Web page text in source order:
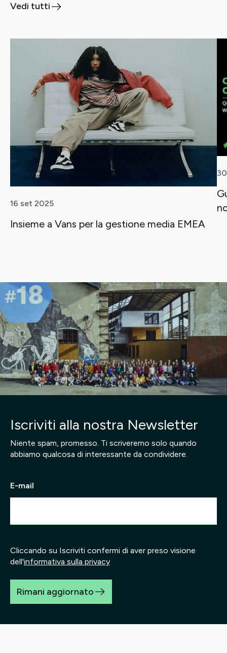
Vedi tutti
16 set 2025
Insieme a Vans per la gestione media EMEA
Iscriviti alla nostra Newsletter
Niente spam, promesso. Ti scriveremo solo quando
abbiamo qualcosa di interessante da condividere.
E-mail
Cliccando su Iscriviti confermi di aver preso visione
dell'informativa sulla privacy
Rimani aggiornato